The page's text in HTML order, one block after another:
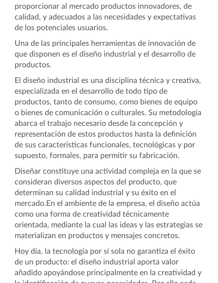
proporcionar al mercado productos innovadores, de
calidad, y adecuados a las necesidades y expectativas
de los potenciales usuarios.
Una de las principales herramientas de innovación de
que disponen es el diseño industrial y el desarrollo de
productos.
El diseño industrial es una disciplina técnica y creativa,
especializada en el desarrollo de todo tipo de
productos, tanto de consumo, como bienes de equipo
o bienes de comunicación o culturales. Su metodología
abarca el trabajo necesario desde la concepción y
representación de estos productos hasta la definición
de sus características funcionales, tecnológicas y por
supuesto, formales, para permitir su fabricación.
Diseñar constituye una actividad compleja en la que se
consideran diversos aspectos del producto, que
determinan su calidad industrial y su éxito en el
mercado.En el ambiente de la empresa, el diseño actúa
como una forma de creatividad técnicamente
orientada, mediante la cual las ideas y las estrategias se
materializan en productos y mensajes concretos.
Hoy día, la tecnología por sí sola no garantiza el éxito
de un producto: el diseño industrial aporta valor
añadido apoyándose principalmente en la creatividad y